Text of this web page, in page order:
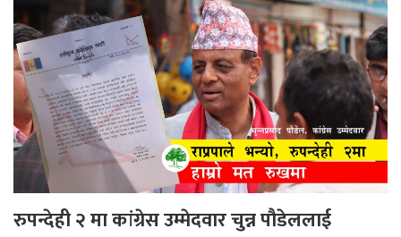
रुपन्देही २ मा कांग्रेस उम्मेदवार चुन्न पौडेललाई